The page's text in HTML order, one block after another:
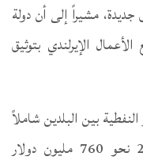
مشيراً إلى أن دولة
الإيرلندي بتوثيق
بين البلدين شاملاً
تجارة المناطق الحرة بلغ في عام 2017 نحو 760 مليون دولار